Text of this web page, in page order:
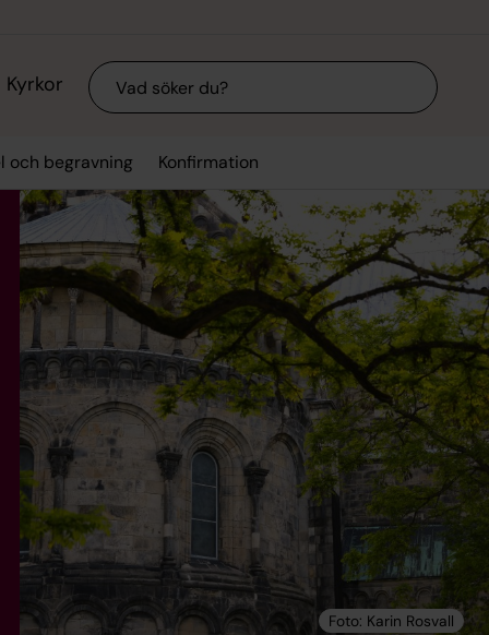
Kyrkor Sök
och begravning Konfirmation